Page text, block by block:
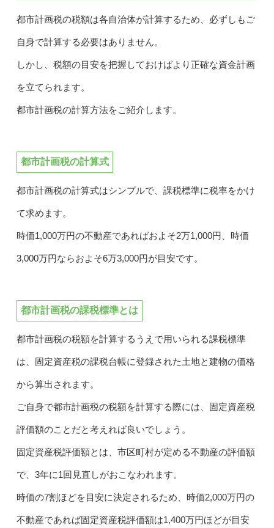
都市計画税の税額は各自治体が計算するため、必ずしもご
自身で計算する必要はありません。
しかし、税額の目安を把握しておけばより正確な資金計画
を立てられます。
都市計画税の計算方法をご紹介します。
都市計画税の計算式
都市計画税の計算式はシンプルで、課税標準に税率をかけ
て求めます。
時価1,000万円の不動産であればおよそ2万1,000円、時価
3,000万円ならおよそ6万3,000円が目安です。
都市計画税の課税標準とは
都市計画税の税額を計算するうえで用いられる課税標準
は、固定資産税の課税台帳に登録された土地と建物の価格
から算出されます。
ご自身で都市計画税の税額を計算する際には、固定資産税
評価額のことだと考えれば良いでしょう。
固定資産税評価額とは、市区町村が定める不動産の評価額
で、3年に1回見直しがおこなわれます。
時価の7割ほどを目安に決定されるため、時価2,000万円の
不動産であれば固定資産税評価額は1,400万円ほどが目安